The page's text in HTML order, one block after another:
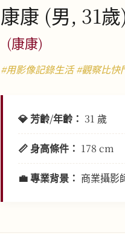
康康 (男, 31
(康康)
#用影像記錄生活 #觀察比快
💎 芳齡/年齡： 31 歲
📏 身高條件： 178 cm
💼 專業背景： 商業攝影